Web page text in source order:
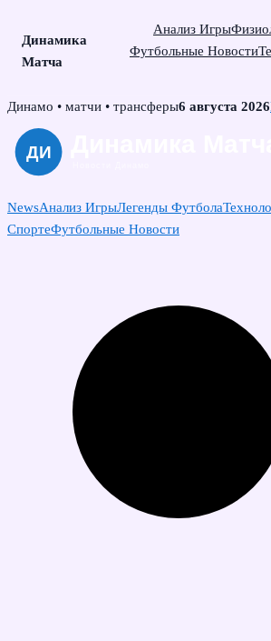
Динамика
Матча
Анализ Игры
Футбольные Новости
Skip
content
Динамо • матчи • трансферы6 августа 2026
NewsАнализ ИгрыЛегенды Футбола
СпортеФутбольные Новости